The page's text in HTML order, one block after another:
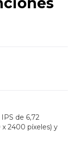
de 6,72
2400 píxeles) y